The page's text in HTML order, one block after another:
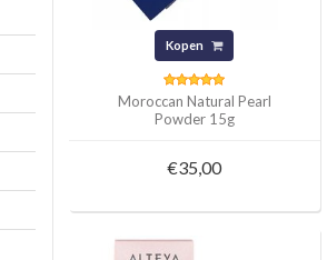
Kopen
Moroccan Natural Pearl
Powder 15g
€35,00